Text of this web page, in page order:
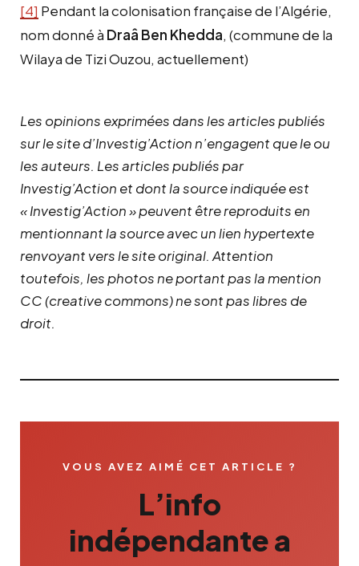
[4] Pendant la colonisation française de l’Algérie,
nom donné à Draâ Ben Khedda, (commune de la
Wilaya de Tizi Ouzou, actuellement)
Les opinions exprimées dans les articles publiés
sur le site d’Investig’Action n’engagent que le ou
les auteurs. Les articles publiés par
Investig’Action et dont la source indiquée est
« Investig’Action » peuvent être reproduits en
mentionnant la source avec un lien hypertexte
renvoyant vers le site original. Attention
toutefois, les photos ne portant pas la mention
CC (creative commons) ne sont pas libres de
droit.
VOUS AVEZ AIMÉ CET ARTICLE ?
L’info
indépendante a